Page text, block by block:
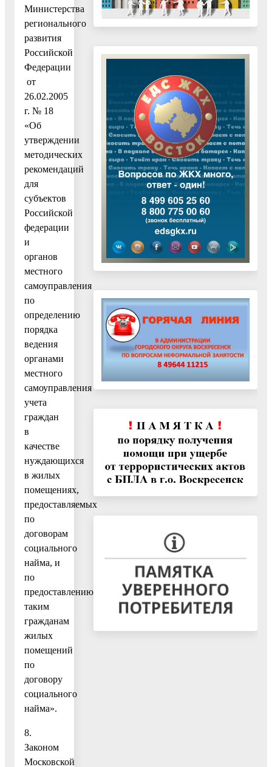
Министерства
регионального
развития
Российской
Федерации
от
26.02.2005
г. № 18
«Об
утверждении
методических
рекомендаций
для
субъектов
Российской
федерации
и
органов
местного
самоуправления
по
определению
порядка
ведения
органами
местного
самоуправления
учета
граждан
в
качестве
нуждающихся
в жилых
помещениях,
предоставляемых
по
договорам
социального
найма, и
по
предоставлению
таким
гражданам
жилых
помещений
по
договору
социального
найма».
8.
Законом
Московской